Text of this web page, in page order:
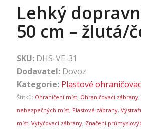
Lehký
50 cm – žlutá/
SKU: DHS-VE-31
Dodavatel: Dovoz
Kategorie: Plastové
Štítků: Ohraničení míst, Ohraničovací zábrany,
nebezpečných míst, Plastové zábrany,
míst, Vytyčovací zábrany, Značení